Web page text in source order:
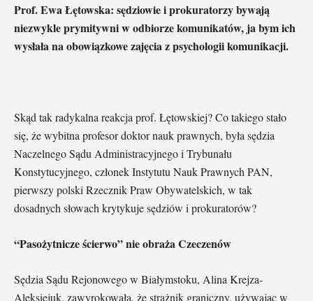
Prof. Ewa Łętowska: sędziowie i prokuratorzy bywają
niezwykle prymitywni w odbiorze komunikatów, ja bym ich
wysłała na obowiązkowe zajęcia z psychologii komunikacji.
Skąd tak radykalna reakcja prof. Łętowskiej? Co takiego stało
się, że wybitna profesor doktor nauk prawnych, była sędzia
Naczelnego Sądu Administracyjnego i Trybunału
Konstytucyjnego, członek Instytutu Nauk Prawnych PAN,
pierwszy polski Rzecznik Praw Obywatelskich, w tak
dosadnych słowach krytykuje sędziów i prokuratorów?
“Pasożytnicze ścierwo” nie obraża Czeczenów
Sędzia Sądu Rejonowego w Białymstoku, Alina Krejza-
Aleksiejuk, zawyrokowała, że strażnik graniczny, używając w